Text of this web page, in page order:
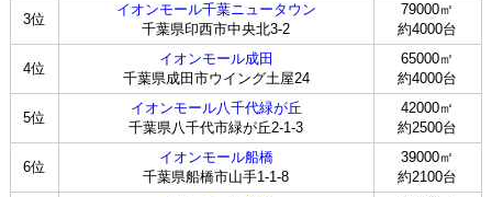
3位
イオンモール千葉ニュータウン
千葉県印西市中央北3-2
79000㎡
約4000台
4位
イオンモール成田
千葉県成田市ウイング土屋24
65000㎡
約4000台
5位
イオンモール八千代緑が丘
千葉県八千代市緑が丘2-1-3
42000㎡
約2500台
6位
イオンモール船橋
千葉県船橋市山手1-1-8
39000㎡
約2100台